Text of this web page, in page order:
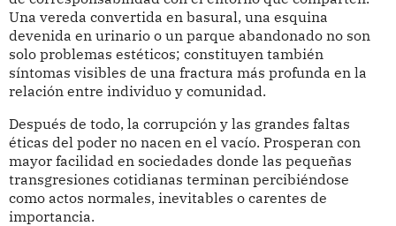
Una vereda convertida en basural, una esquina
devenida en urinario o un parque abandonado no son
solo problemas estéticos; constituyen también
síntomas visibles de una fractura más profunda en la
relación entre individuo y comunidad.
Después de todo, la corrupción y las grandes faltas
éticas del poder no nacen en el vacío. Prosperan con
mayor facilidad en sociedades donde las pequeñas
transgresiones cotidianas terminan percibiéndose
como actos normales, inevitables o carentes de
importancia.